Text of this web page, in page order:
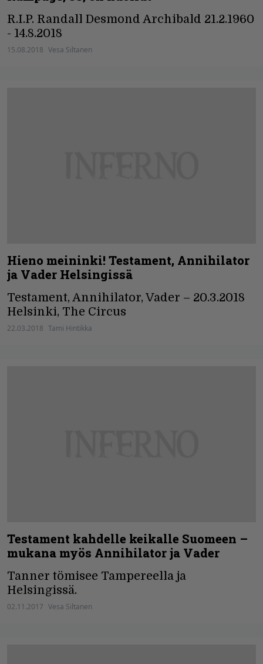
R.I.P. Randall Desmond Archibald 21.2.1960
- 14.8.2018
15.08.2018 Vesa Siltanen
Hieno meininki! Testament, Annihilator
ja Vader Helsingissä
Testament, Annihilator, Vader – 20.3.2018
Helsinki, The Circus
22.03.2018 Tami Hintikka
Testament kahdelle keikalle Suomeen –
mukana myös Annihilator ja Vader
Tanner tömisee Tampereella ja
Helsingissä.
02.11.2017 Vesa Siltanen